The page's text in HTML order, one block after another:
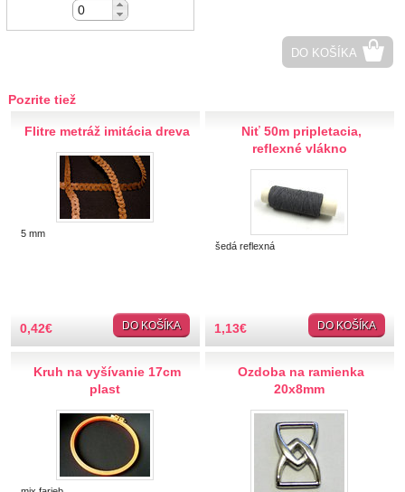
Hobby
Plstenie
Pletenie, háčkovanie
Ihlice a príslušenstvo
Pomôcky
Háčiky pletacie
Šitie
Výšívacie nite a priadze
Nástroje, strojčeky
Krabičky a dózy
Kreatívna tvorba
DO KOŠÍKA
Pozrite tiež
Flitre metráž imitácia dreva
5 mm
0,42€ DO KOŠÍKA
Niť 50m pripletacia,
reflexné vlákno
šedá reflexná
1,13€ DO KOŠÍKA
Kruh na vyšívanie 17cm
plast
Ozdoba na ramienka
20x8mm